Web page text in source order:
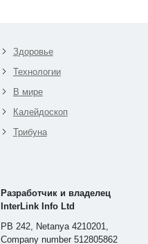
Здоровье
Технологии
В мире
Калейдоскоп
Трибуна
Разработчик и владелец
InterLink Info Ltd
PB 242, Netanya 4210201,
Company number 512805862